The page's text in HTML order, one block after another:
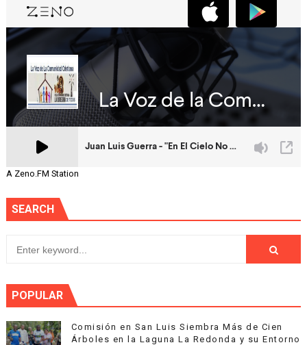
A Zeno.FM Station
SEARCH
POPULAR
Comisión en San Luis Siembra Más de Cien
Árboles en la Laguna La Redonda y su Entorno